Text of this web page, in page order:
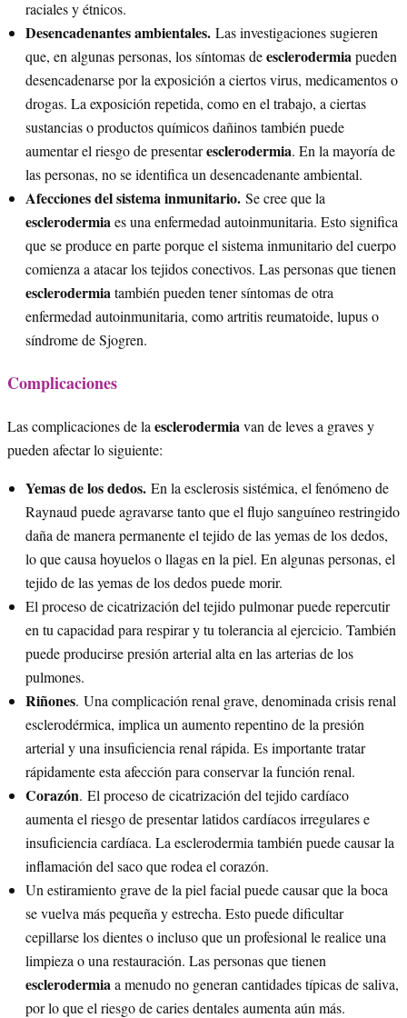
raciales y étnicos.
Desencadenantes ambientales. Las investigaciones sugieren
que, en algunas personas, los síntomas deesclerodermiapueden
desencadenarse por la exposición a ciertos virus, medicamentos o
drogas. La exposición repetida, como en el trabajo, a ciertas
sustancias o productos químicos dañinos también puede
aumentar el riesgo de presentaresclerodermia. En la mayoría de
las personas, no se identifica un desencadenante ambiental.
Afecciones del sistema inmunitario. Se cree que la
esclerodermiaes una enfermedad autoinmunitaria. Esto significa
que se produce en parte porque el sistema inmunitario del cuerpo
comienza a atacar los tejidos conectivos. Las personas que tienen
esclerodermiatambién pueden tener síntomas de otra
enfermedad autoinmunitaria, como artritis reumatoide, lupus o
síndrome de Sjogren.
Complicaciones
Las complicaciones de la esclerodermiavan de leves a graves y
pueden afectar lo siguiente:
Yemas de los dedos. En la esclerosis sistémica, el fenómeno de
Raynaud puede agravarse tanto que el flujo sanguíneo restringido
daña de manera permanente el tejido de las yemas de los dedos,
lo que causa hoyuelos o llagas en la piel. En algunas personas, el
tejido de las yemas de los dedos puede morir.
El proceso de cicatrización del tejido pulmonar puede repercutir
en tu capacidad para respirar y tu tolerancia al ejercicio. También
puede producirse presión arterial alta en las arterias de los
pulmones.
Riñones. Una complicación renal grave, denominada crisis renal
esclerodérmica, implica un aumento repentino de la presión
arterial y una insuficiencia renal rápida. Es importante tratar
rápidamente esta afección para conservar la función renal.
Corazón. El proceso de cicatrización del tejido cardíaco
aumenta el riesgo de presentar latidos cardíacos irregulares e
insuficiencia cardíaca. La esclerodermia también puede causar la
inflamación del saco que rodea el corazón.
Un estiramiento grave de la piel facial puede causar que la boca
se vuelva más pequeña y estrecha. Esto puede dificultar
cepillarse los dientes o incluso que un profesional le realice una
limpieza o una restauración. Las personas que tienen
esclerodermiaa menudo no generan cantidades típicas de saliva,
por lo que el riesgo de caries dentales aumenta aún más.